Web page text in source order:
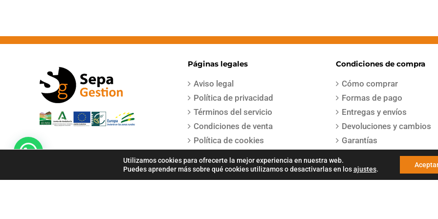
Páginas legales
Aviso legal
Política de privacidad
Términos del servicio
Condiciones de venta
Política de cookies
Condiciones de compra
Cómo comprar
Formas de pago
Entregas y envíos
Devoluciones y cambios
Garantías
Utilizamos cookies para ofrecerte la mejor experiencia en nuestra web.
Puedes aprender más sobre qué cookies utilizamos o desactivarlas en losajustes.